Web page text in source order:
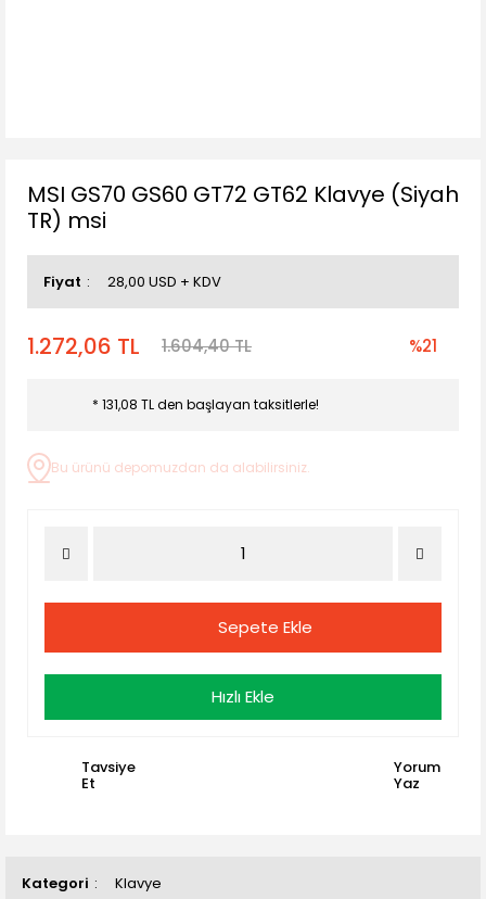
Kategori Klavye
MSI GS70 GS60 GT72 GT62 Klavye (Siyah
TR) msi
Fiyat 28,00 USD + KDV
1.272,06 TL 1.604,40 TL %21
* 131,08 TL den başlayan taksitlerle!
Bu ürünü depomuzdan da alabilirsiniz.
Sepete Ekle
Hızlı Ekle
Tavsiye
Et
Yorum
Yaz